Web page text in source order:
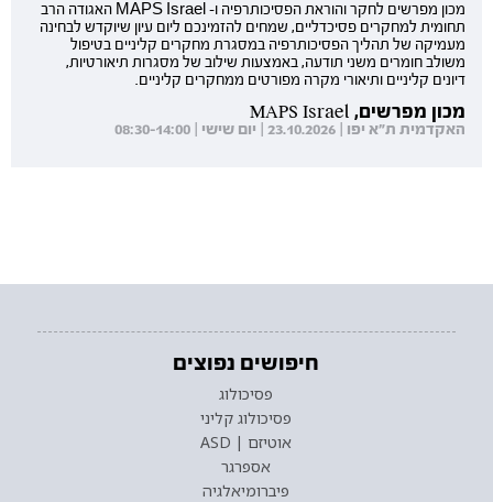
מכון מפרשים לחקר והוראת הפסיכותרפיה ו- MAPS Israel האגודה הרב
תחומית למחקרים פסיכדליים, שמחים להזמינכם ליום עיון שיוקדש לבחינה
מעמיקה של תהליך הפסיכותרפיה במסגרת מחקרים קליניים בטיפול
משולב חומרים משני תודעה, באמצעות שילוב של מסגרות תיאורטיות,
דיונים קליניים ותיאורי מקרה מפורטים ממחקרים קליניים.
מכון מפרשים, MAPS Israel
האקדמית ת"א יפו | 23.10.2026 | יום שישי | 08:30-14:00
חיפושים נפוצים
פסיכולוג
פסיכולוג קליני
אוטיזם | ASD
אספרגר
פיברומיאלגיה